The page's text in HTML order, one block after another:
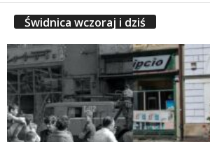
Świdnica wczoraj i dziś